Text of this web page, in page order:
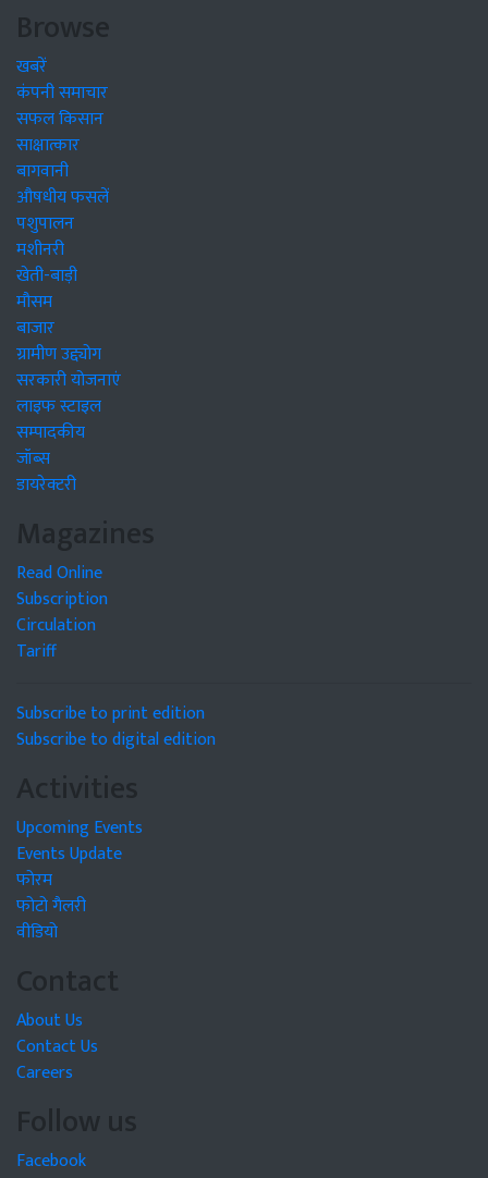
Browse
खबरें
कंपनी समाचार
सफल किसान
साक्षात्कार
बागवानी
औषधीय फसलें
पशुपालन
मशीनरी
खेती-बाड़ी
मौसम
बाजार
ग्रामीण उद्द्योग
सरकारी योजनाएं
लाइफ स्टाइल
सम्पादकीय
जॉब्स
डायरेक्टरी
Magazines
Read Online
Subscription
Circulation
Tariff
Subscribe to print edition
Subscribe to digital edition
Activities
Upcoming Events
Events Update
फोरम
फोटो गैलरी
वीडियो
Contact
About Us
Contact Us
Careers
Follow us
Facebook